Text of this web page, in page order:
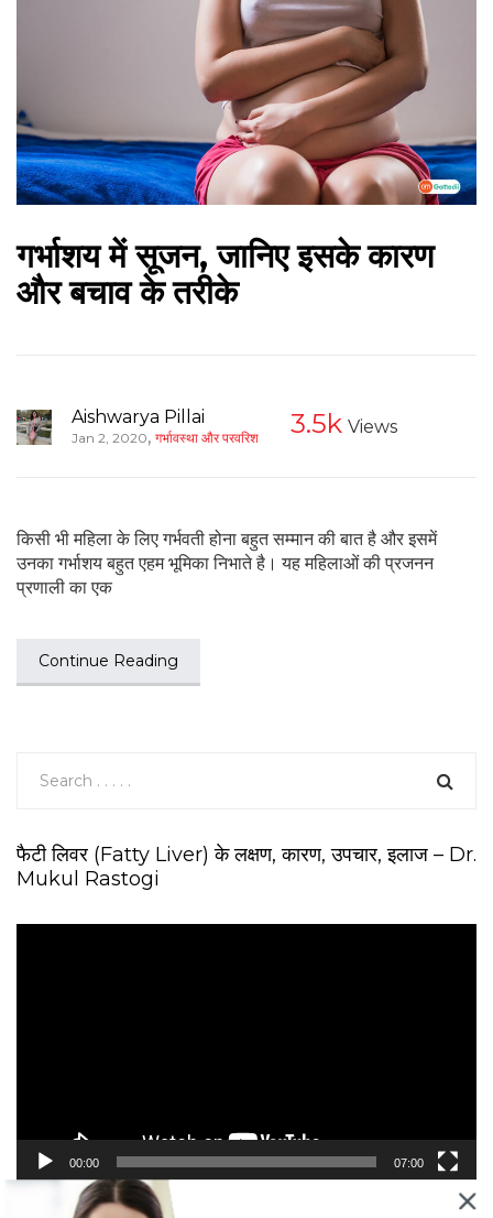
गर्भाशय में सूजन, जानिए इसके कारण
और बचाव के तरीके
Aishwarya Pillai
Jan 2, 2020, गर्भावस्था और परवरिश 3.5k Views
किसी भी महिला के लिए गर्भवती होना बहुत सम्मान की बात है और इसमें
उनका गर्भाशय बहुत एहम भूमिका निभाते है। यह महिलाओं की प्रजनन
प्रणाली का एक
Continue Reading
फैटी लिवर (Fatty Liver) के लक्षण, कारण, उपचार, इलाज – Dr.
Mukul Rastogi
r
00:00 07:00